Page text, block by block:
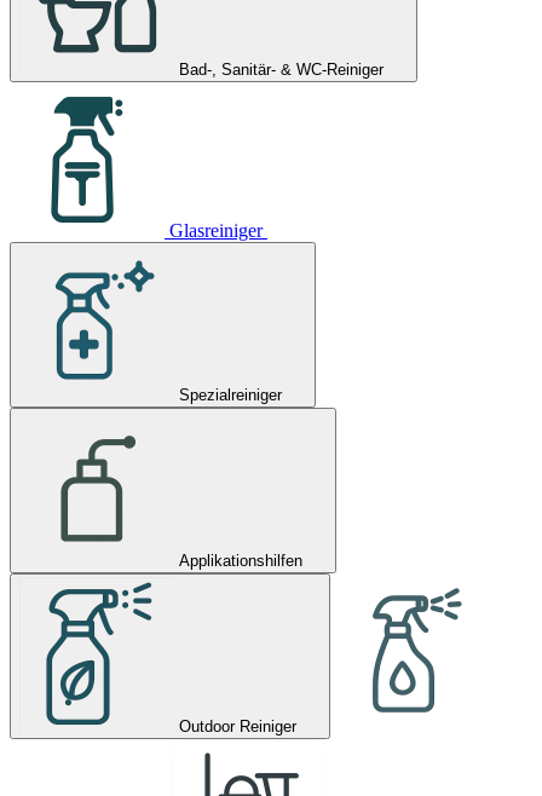
Bad-, Sanitär- & WC-Reiniger
Glasreiniger
Spezialreiniger
Applikationshilfen
Outdoor Reiniger